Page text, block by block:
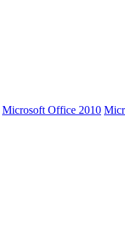
Microsoft Office 2010